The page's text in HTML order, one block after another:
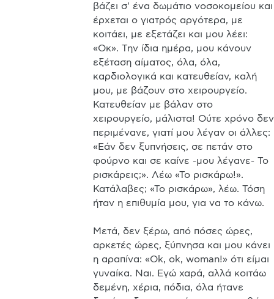
βάζει σ' ένα δωμάτιο νοσοκομείου και
έρχεται ο γιατρός αργότερα, με
κοιτάει, με εξετάζει και μου λέει:
«Οκ». Την ίδια ημέρα, μου κάνουν
εξέταση αίματος, όλα, όλα,
καρδιολογικά και κατευθείαν, καλή
μου, με βάζουν στο χειρουργείο.
Κατευθείαν με βάλαν στο
χειρουργείο, μάλιστα! Ούτε χρόνο δεν
περιμένανε, γιατί μου λέγαν οι άλλες:
«Εάν δεν ξυπνήσεις, σε πετάν στο
φούρνο και σε καίνε -μου λέγανε- Το
ρισκάρεις;». Λέω «Το ρισκάρω!».
Κατάλαβες; «Το ρισκάρω», λέω. Τόση
ήταν η επιθυμία μου, για να το κάνω.
Μετά, δεν ξέρω, από πόσες ώρες,
αρκετές ώρες, ξύπνησα και μου κάνει
η αραπίνα: «Οk, ok, woman!» ότι είμαι
γυναίκα. Ναι. Εγώ χαρά, αλλά κοιτάω
δεμένη, χέρια, πόδια, όλα ήτανε